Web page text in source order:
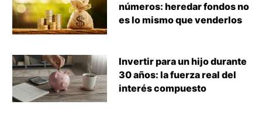
números: heredar fondos no
es lo mismo que venderlos
Invertir para un hijo durante
30 años: la fuerza real del
interés compuesto